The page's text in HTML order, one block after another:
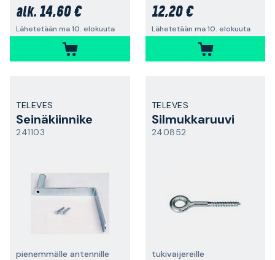
alk. 14,60 €
Lähetetään ma 10. elokuuta
12,20 €
Lähetetään ma 10. elokuuta
TELEVES
Seinäkiinnike
241103
pienemmälle antennille
TELEVES
Silmukkaruuvi
240852
tukivaijereille